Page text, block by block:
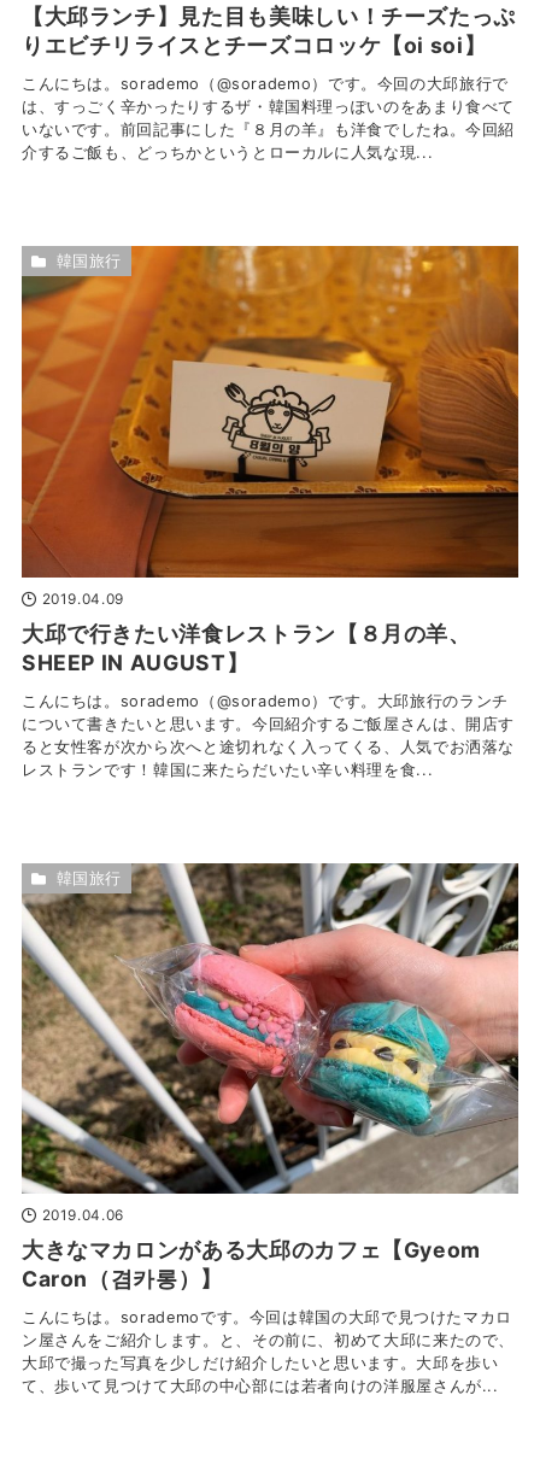
【大邱ランチ】見た目も美味しい！チーズたっぷ
りエビチリライスとチーズコロッケ【oi soi】
こんにちは。sorademo（@sorademo）です。今回の大邱旅行で
は、すっごく辛かったりするザ・韓国料理っぽいのをあまり食べて
いないです。前回記事にした『８月の羊』も洋食でしたね。今回紹
介するご飯も、どっちかというとローカルに人気な現...
2019.04.09
大邱で行きたい洋食レストラン【８月の羊、
SHEEP IN AUGUST】
こんにちは。sorademo（@sorademo）です。大邱旅行のランチ
について書きたいと思います。今回紹介するご飯屋さんは、開店す
ると女性客が次から次へと途切れなく入ってくる、人気でお洒落な
レストランです！韓国に来たらだいたい辛い料理を食...
韓国旅行
2019.04.06
大きなマカロンがある大邱のカフェ【Gyeom
Caron（겸카롱）】
こんにちは。sorademoです。今回は韓国の大邱で見つけたマカロ
ン屋さんをご紹介します。と、その前に、初めて大邱に来たので、
大邱で撮った写真を少しだけ紹介したいと思います。大邱を歩い
て、歩いて見つけて大邱の中心部には若者向けの洋服屋さんが...
韓国旅行